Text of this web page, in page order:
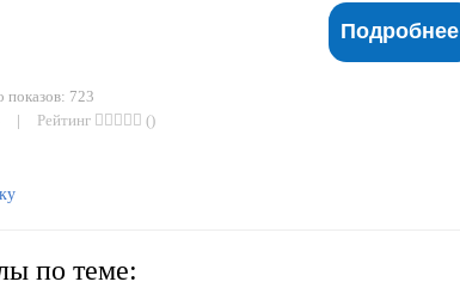
Подробнее
показов: 723
| Рейтинг ()
по теме: